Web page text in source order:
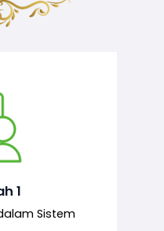
1
Sistem
permohonan
pemohon,